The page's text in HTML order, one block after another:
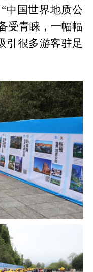
中国世界地质公
受青睐，一幅幅
引很多游客驻足